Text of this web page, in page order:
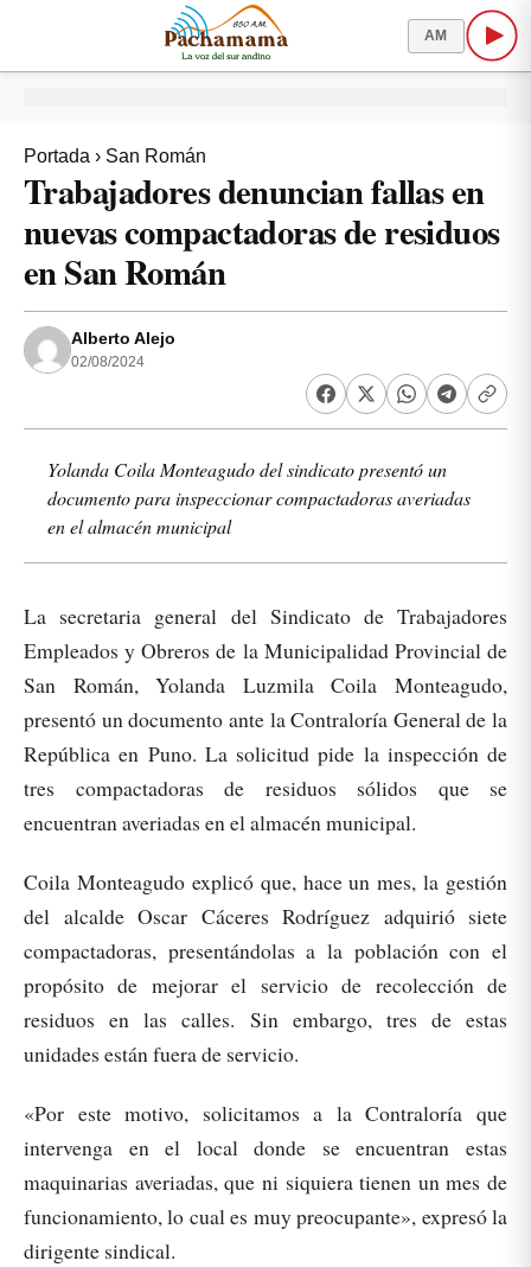
AM
Portada › San Román
Trabajadores denuncian fallas en
nuevas compactadoras de residuos
en San Román
Alberto Alejo
02/08/2024
Yolanda Coila Monteagudo del sindicato presentó un
documento para inspeccionar compactadoras averiadas
en el almacén municipal
La secretaria general del Sindicato de Trabajadores
Empleados y Obreros de la Municipalidad Provincial de
San Román, Yolanda Luzmila Coila Monteagudo,
presentó un documento ante la Contraloría General de la
República en Puno. La solicitud pide la inspección de
tres compactadoras de residuos sólidos que se
encuentran averiadas en el almacén municipal.
Coila Monteagudo explicó que, hace un mes, la gestión
del alcalde Oscar Cáceres Rodríguez adquirió siete
compactadoras, presentándolas a la población con el
propósito de mejorar el servicio de recolección de
residuos en las calles. Sin embargo, tres de estas
unidades están fuera de servicio.
«Por este motivo, solicitamos a la Contraloría que
intervenga en el local donde se encuentran estas
maquinarias averiadas, que ni siquiera tienen un mes de
funcionamiento, lo cual es muy preocupante», expresó la
dirigente sindical.